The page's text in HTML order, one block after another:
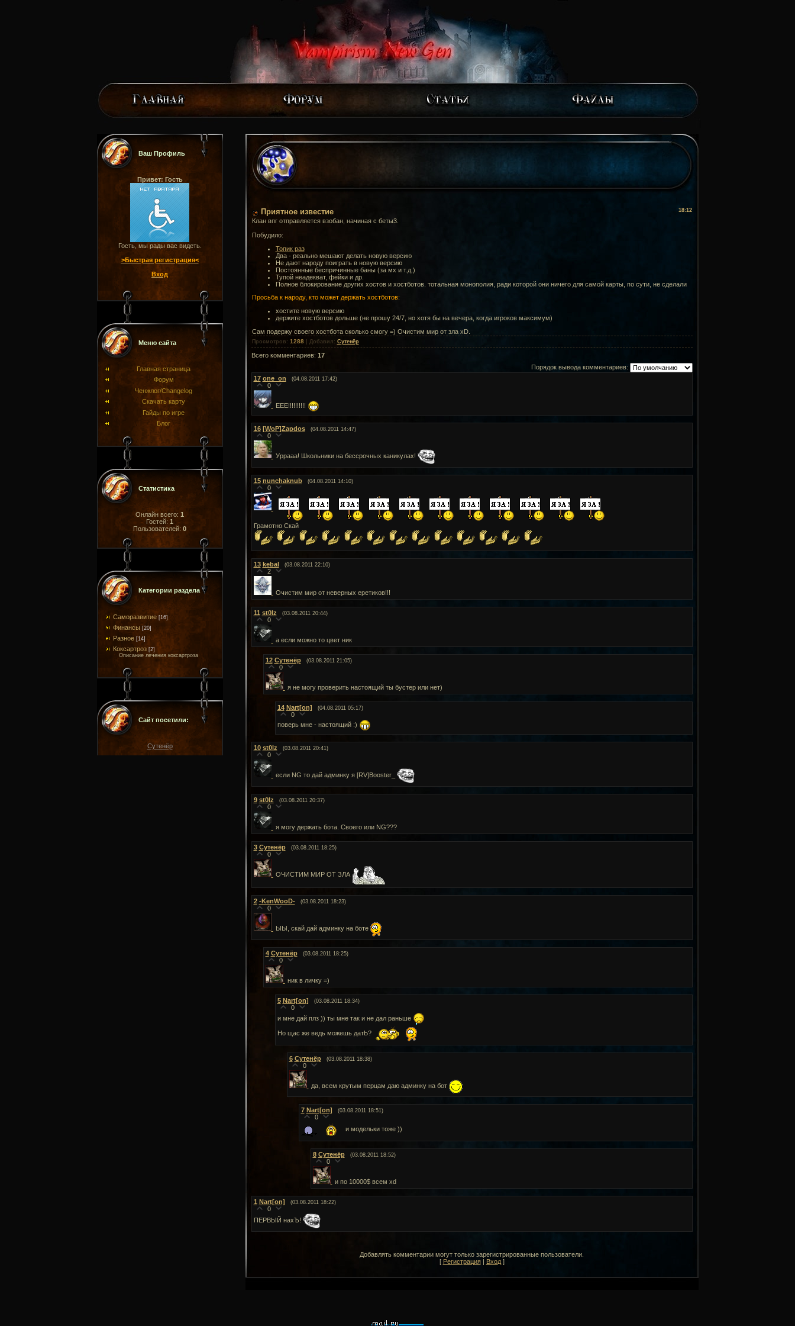
Ваш Профиль
Привет: Гость
Гость, мы рады вас видеть.
>Быстрая регистрация<
Вход
Меню сайта
Главная страница
Форум
Ченжлог/Changelog
Скачать карту
Гайды по игре
Блог
Статистика
Онлайн всего: 1
Гостей: 1
Пользователей: 0
Категории раздела
Саморазвитие [16]
Финансы [20]
Разное [14]
Коксартроз [2]
Описание лечения коксартроза
Сайт посетили:
Сутенёр
18:12
Приятное известие
Клан впг отправляется взобан, начиная с беты3.
Побудило:
Топик раз
Два - реально мешают делать новую версию
Не дают народу поиграть в новую версию
Постоянные беспричинные баны (за мх и т.д.)
Тупой неадекват, фейки и др.
Полное блокирование других хостов и хостботов. тотальная монополия, ради которой они ничего для самой карты, по сути, не сделали
Просьба к народу, кто может держать хостботов:
хостите новую версию
держите хостботов дольше (не прошу 24/7, но хотя бы на вечера, когда игроков максимум)
Сам подержу своего хостбота сколько смогу =) Очистим мир от зла xD.
Просмотров : 1288| Добавил : Сутенёр
Всего комментариев: 17
Порядок вывода комментариев:
17 one_on (04.08.2011 17:42)
0
ЕЕЕ!!!!!!!!!!
16 [WoP]Zapdos (04.08.2011 14:47)
0
Уррааа! Школьники на бессрочных каникулах!
15 nunchaknub (04.08.2011 14:10)
0
Грамотно Скай
13 kebal (03.08.2011 22:10)
2
Очистим мир от неверных еретиков!!!
11 st0lz (03.08.2011 20:44)
0
а если можно то цвет ник
12 Сутенёр (03.08.2011 21:05)
0
я не могу проверить настоящий ты бустер или нет)
14 Nart[on] (04.08.2011 05:17)
0
поверь мне - настоящий :)
10 st0lz (03.08.2011 20:41)
0
если NG то дай админку я [RV]Booster_
9 st0lz (03.08.2011 20:37)
0
я могу держать бота. Своего или NG???
3 Сутенёр (03.08.2011 18:25)
0
ОЧИСТИМ МИР ОТ ЗЛА
2 -KenWooD- (03.08.2011 18:23)
0
ЫЫ, скай дай админку на боте
4 Сутенёр (03.08.2011 18:25)
0
ник в личку =)
5 Nart[on] (03.08.2011 18:34)
0
и мне дай плз )) ты мне так и не дал раньше
Но щас же ведь можешь датЬ?
6 Сутенёр (03.08.2011 18:38)
0
да, всем крутым перцам даю админку на бот
7 Nart[on] (03.08.2011 18:51)
0
и модельки тоже ))
8 Сутенёр (03.08.2011 18:52)
0
и по 10000$ всем xd
1 Nart[on] (03.08.2011 18:22)
0
ПЕРВЫЙ нахЪ!
Добавлять комментарии могут только зарегистрированные пользователи.
[ Регистрация| Вход]